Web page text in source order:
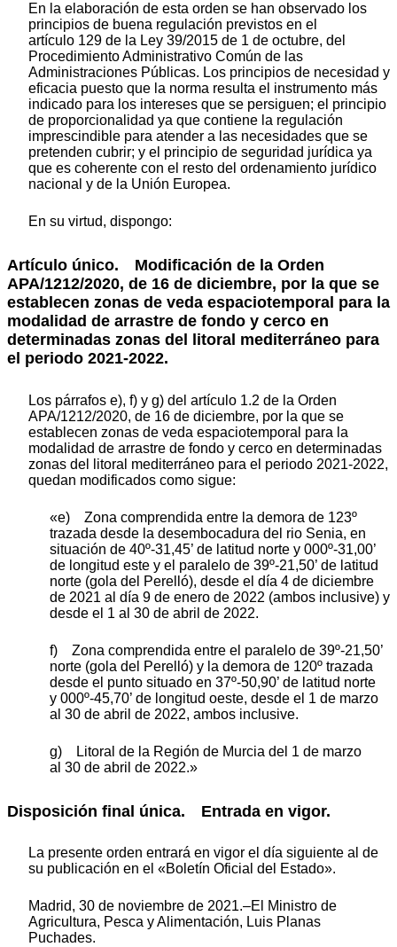
En la elaboración de esta orden se han observado los
principios de buena regulación previstos en el
artículo 129 de la Ley 39/2015 de 1 de octubre, del
Procedimiento Administrativo Común de las
Administraciones Públicas. Los principios de necesidad y
eficacia puesto que la norma resulta el instrumento más
indicado para los intereses que se persiguen; el principio
de proporcionalidad ya que contiene la regulación
imprescindible para atender a las necesidades que se
pretenden cubrir; y el principio de seguridad jurídica ya
que es coherente con el resto del ordenamiento jurídico
nacional y de la Unión Europea.
En su virtud, dispongo:
Artículo único. Modificación de la Orden
APA/1212/2020, de 16 de diciembre, por la que se
establecen zonas de veda espaciotemporal para la
modalidad de arrastre de fondo y cerco en
determinadas zonas del litoral mediterráneo para
el periodo 2021-2022.
Los párrafos e), f) y g) del artículo 1.2 de la Orden
APA/1212/2020, de 16 de diciembre, por la que se
establecen zonas de veda espaciotemporal para la
modalidad de arrastre de fondo y cerco en determinadas
zonas del litoral mediterráneo para el periodo 2021-2022,
quedan modificados como sigue:
«e) Zona comprendida entre la demora de 123º
trazada desde la desembocadura del rio Senia, en
situación de 40º-31,45’ de latitud norte y 000º-31,00’
de longitud este y el paralelo de 39º-21,50’ de latitud
norte (gola del Perelló), desde el día 4 de diciembre
de 2021 al día 9 de enero de 2022 (ambos inclusive) y
desde el 1 al 30 de abril de 2022.
f) Zona comprendida entre el paralelo de 39º-21,50’
norte (gola del Perelló) y la demora de 120º trazada
desde el punto situado en 37º-50,90’ de latitud norte
y 000º-45,70’ de longitud oeste, desde el 1 de marzo
al 30 de abril de 2022, ambos inclusive.
g) Litoral de la Región de Murcia del 1 de marzo
al 30 de abril de 2022.»
Disposición final única. Entrada en vigor.
La presente orden entrará en vigor el día siguiente al de
su publicación en el «Boletín Oficial del Estado».
Madrid, 30 de noviembre de 2021.–El Ministro de
Agricultura, Pesca y Alimentación, Luis Planas
Puchades.